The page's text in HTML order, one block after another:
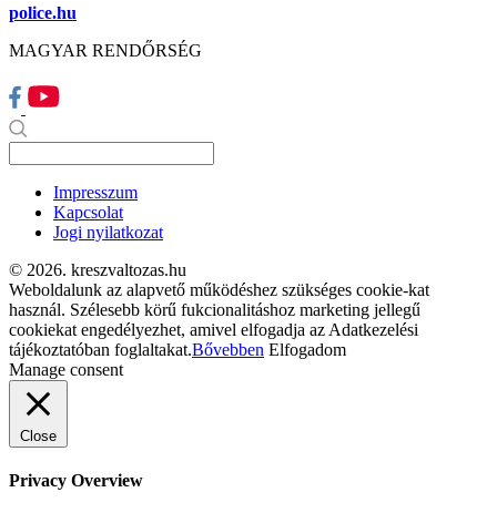
police.hu
MAGYAR RENDŐRSÉG
Impresszum
Kapcsolat
Jogi nyilatkozat
© 2026. kreszvaltozas.hu
Weboldalunk az alapvető működéshez szükséges cookie-kat
használ. Szélesebb körű fukcionalitáshoz marketing jellegű
cookiekat engedélyezhet, amivel elfogadja az Adatkezelési
tájékoztatóban foglaltakat.Bővebben Elfogadom
Manage consent
Close
Privacy Overview